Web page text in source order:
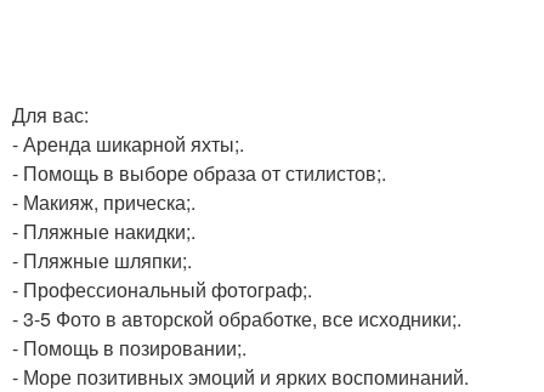
Для вас:
- Аренда шикарной яхты;.
- Помощь в выборе образа от стилистов;.
- Макияж, прическа;.
- Пляжные накидки;.
- Пляжные шляпки;.
- Профессиональный фотограф;.
- 3-5 Фото в авторской обработке, все исходники;.
- Помощь в позировании;.
- Море позитивных эмоций и ярких воспоминаний.